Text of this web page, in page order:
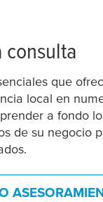
consulta
que
local en
a fondo
de su negocio